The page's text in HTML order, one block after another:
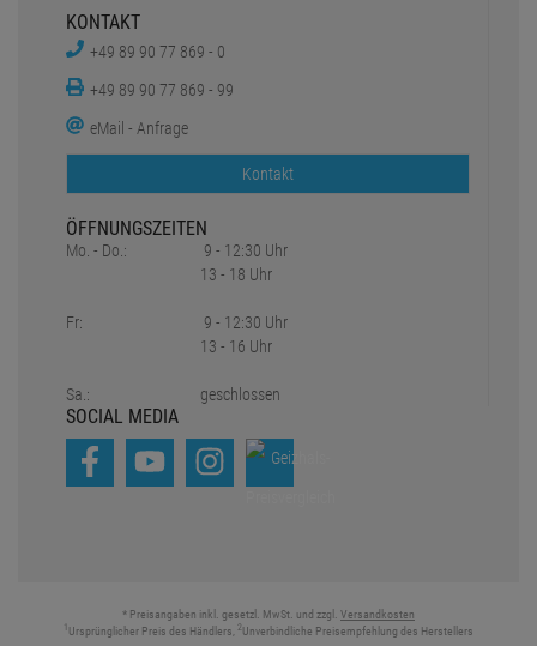
KONTAKT
+49 89 90 77 869 - 0
+49 89 90 77 869 - 99
eMail - Anfrage
Kontakt
ÖFFNUNGSZEITEN
Mo. - Do.:
Fr:
Sa.:
9 - 12:30 Uhr
13 - 18 Uhr
9 - 12:30 Uhr
13 - 16 Uhr
geschlossen
SOCIAL MEDIA
* Preisangaben inkl. gesetzl. MwSt. und zzgl. Versandkosten
Ursprünglicher Preis des Händlers, 2 Unverbindliche Preisempfehlung des Herstellers